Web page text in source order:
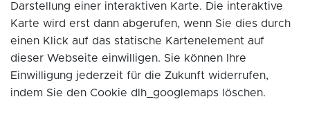
Darstellung einer interaktiven Karte. Die interaktive
Karte wird erst dann abgerufen, wenn Sie dies durch
einen Klick auf das statische Kartenelement auf
dieser Webseite einwilligen. Sie können Ihre
Einwilligung jederzeit für die Zukunft widerrufen,
indem Sie den Cookie dlh_googlemaps löschen.